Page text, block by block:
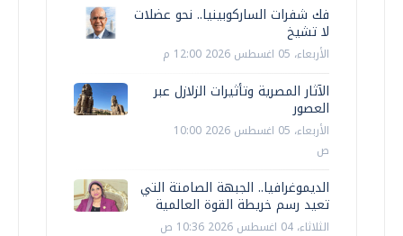
فك شفرات الساركوبينيا.. نحو عضلات
لا تشيخ
الأربعاء، 05 اغسطس 2026 12:00 م
الآثار المصرية وتأثيرات الزلازل عبر
العصور
الأربعاء، 05 اغسطس 2026 10:00
ص
الديموغرافيا.. الجبهة الصامتة التي
تعيد رسم خريطة القوة العالمية
الثلاثاء، 04 اغسطس 2026 10:36 ص